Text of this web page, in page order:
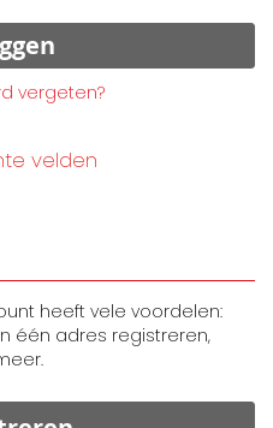
vergeten?
heeft vele voordelen:
één adres registreren,